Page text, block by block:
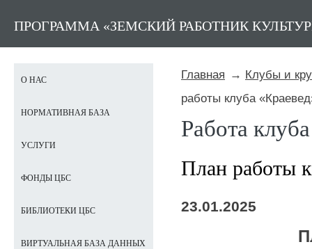
ПРОГРАММА «ЗЕМСКИЙ РАБОТНИК
Главная
Клубы и
работы клуба
Работа клуба
План работы
23.01.2025
О НАС
НОРМАТИВНАЯ БАЗА
УСЛУГИ
ФОНДЫ ЦБС
БИБЛИОТЕКИ ЦБС
ВИРТУАЛЬНАЯ БАЗА ДАННЫХ